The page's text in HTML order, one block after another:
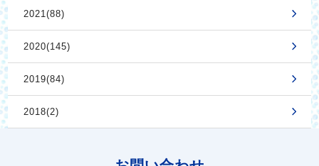
2021(88)
2020(145)
2019(84)
2018(2)